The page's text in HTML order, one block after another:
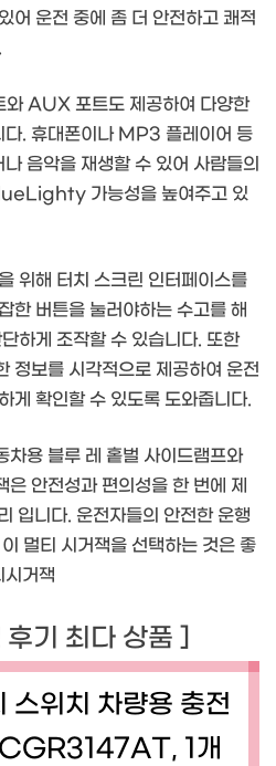
어 운전 중에 좀 더 안전하고 쾌적
AUX 포트도 제공하여 다양한
다. 휴대폰이나 MP3 플레이어 등
음악을 재생할 수 있어 사람들의
가능성을 높여주고 있
위해 터치 스크린 인터페이스를
한 버튼을 눌러야하는 수고를 해
하게 조작할 수 있습니다. 또한
정보를 시각적으로 제공하여 운전
게 확인할 수 있도록 도와줍니다.
차용 블루 레 홑벌 사이드램프와
안전성과 편의성을 한 번에 제
입니다. 운전자들의 안전한 운행
멀티 시거잭을 선택하는 것은 좋
시거잭
기 최다 상품 ]
스위치 차량용 충전
1개